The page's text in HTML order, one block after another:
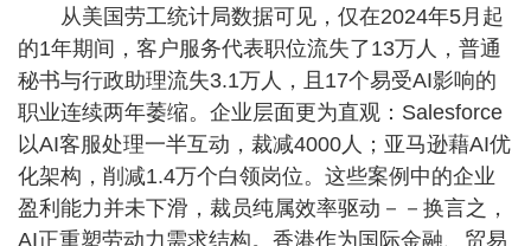
从美国劳工统计局数据可见，仅在2024年5月起
的1年期间，客户服务代表职位流失了13万人，普通
秘书与行政助理流失3.1万人，且17个易受AI影响的
职业连续两年萎缩。企业层面更为直观：Salesforce
以AI客服处理一半互动，裁减4000人；亚马逊藉AI优
化架构，削减1.4万个白领岗位。这些案例中的企业
盈利能力并未下滑，裁员纯属效率驱动－－换言之，
AI正重塑劳动力需求结构。香港作为国际金融、贸易